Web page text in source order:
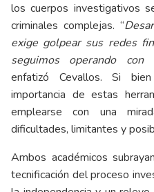
los cuerpos investigativos
criminales complejas. “
exige golpear sus redes
seguimos operando con
enfatizó Cevallos. Si
importancia de estas
emplearse con una
dificultades, limitantes y
Ambos académicos
tecnificación del proceso